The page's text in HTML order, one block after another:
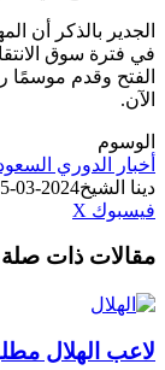
بالذكر أن
سوق الانتقالات
السعودي
2024-03-15
‫Xلينكدإن
بينتيريست
مشاركة
البريد
طباعة
ذات صلة
مطلوب في 3